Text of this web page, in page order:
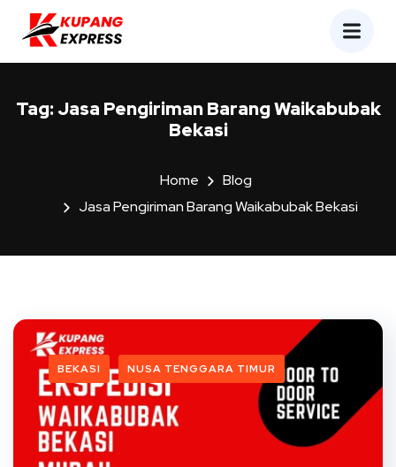
Tag:Jasa Pengiriman Barang Waikabubak
Bekasi
Home
Blog
Jasa Pengiriman Barang Waikabubak Bekasi
BEKASI NUSA TENGGARA TIMUR